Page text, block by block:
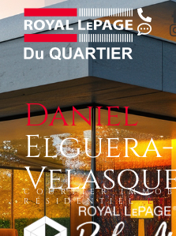
Daniel
Elguera-
COURTIER
RÉSIDENTIELET